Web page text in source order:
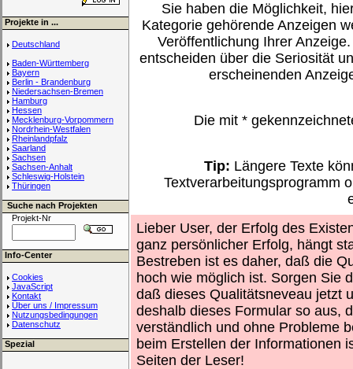
Projekte in ...
Deutschland
Baden-Württemberg
Bayern
Berlin - Brandenburg
Niedersachsen-Bremen
Hamburg
Hessen
Mecklenburg-Vorpommern
Nordrhein-Westfalen
Rheinlandpfalz
Saarland
Sachsen
Sachsen-Anhalt
Schleswig-Holstein
Thüringen
Suche nach Projekten
Projekt-Nr
Info-Center
Cookies
JavaScript
Kontakt
Über uns / Impressum
Nutzungsbedingungen
Datenschutz
Spezial
Sie haben die Möglichkeit,
Kategorie gehörende Anzeigen
Veröffentlichung Ihrer
entscheiden über die Seriosität
erscheinenden
Die mit *
Tip: Längere Texte
Textverarbeitungsprogramm
Lieber User, der Erfolg des
ganz persönlicher Erfolg, hängt
Bestreben ist es daher, daß die
hoch wie möglich ist. Sorgen Sie
daß dieses Qualitätsneveau jetzt
deshalb dieses Formular so aus,
verständlich und ohne Probleme
beim Erstellen der Informationen
Seiten der Leser!